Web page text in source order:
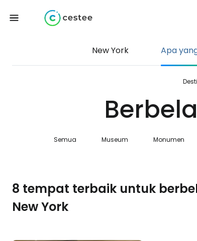
New York Apa
Semua Museum Monumen
8 tempat terbaik untuk
New York